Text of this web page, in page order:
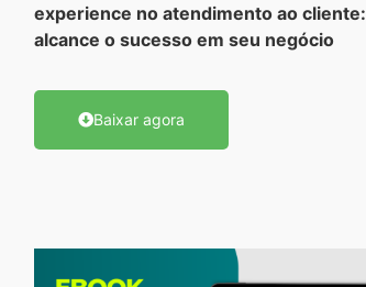
experience no atendimento ao cliente:
alcance o sucesso em seu negócio
Baixar agora